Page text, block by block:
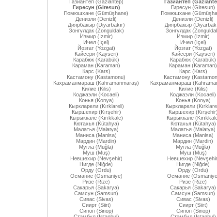
Газиантеп (Gaziantep)
Гиресун (Giresun)
Гюмюшхане (Gümüşhane)
Денизли (Denizli)
Диярбакыр (Diyarbakır)
Зонгулдак (Zonguldak)
Измир (Izmir)
Ичел (Içel)
Йозгат (Yozgat)
Кайсери (Kayseri)
Карабюк (Karabük)
Караман (Karaman)
Карс (Kars)
Кастамону (Kastamonu)
Кахраманмараш (Kahramanmaraş)
Килис (Kilis)
Коджаэли (Kocaeli)
Конья (Konya)
Кыркларели (Kırklareli)
Кыршехир (Kırşehir)
Кырыккале (Kırıkkale)
Кютахья (Kütahya)
Малатья (Malatya)
Маниса (Manisa)
Мардин (Mardin)
Мугла (Muğla)
Муш (Muş)
Невшехир (Nevşehir)
Нигде (Niğde)
Орду (Ordu)
Османие (Osmaniye)
Ризе (Rize)
Сакарья (Sakarya)
Самсун (Samsun)
Сивас (Sivas)
Сиирт (Siirt)
Синоп (Sinop)
Газиантеп
Гиресун (Giresun)
Гюмюшхане
Денизли (Denizli)
Диярбакыр
Зонгулдак
Измир (Izmir)
Ичел (Içel)
Йозгат (Yozgat)
Кайсери (Kayseri)
Карабюк (Karabük)
Караман (Karaman)
Карс (Kars)
Кастамону
Кахраманмараш
Килис (Kilis)
Коджаэли (Kocaeli)
Конья (Konya)
Кыркларели
Кыршехир (Kırşehir)
Кырыккале
Кютахья (Kütahya)
Малатья (Malatya)
Маниса (Manisa)
Мардин (Mardin)
Мугла (Muğla)
Муш (Muş)
Невшехир
Нигде (Niğde)
Орду (Ordu)
Османие
Ризе (Rize)
Сакарья (Sakarya)
Самсун (Samsun)
Сивас (Sivas)
Сиирт (Siirt)
Синоп (Sinop)